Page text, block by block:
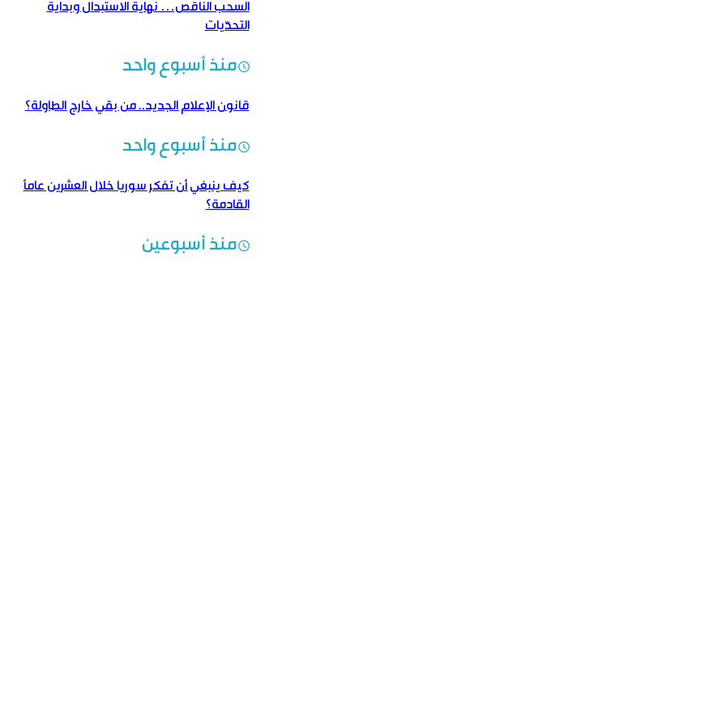
السحب الناقص… نهاية الاستبدال وبداية
التحدّيات
منذ أسبوع واحد
قانون الإعلام الجديد.. من بقي خارج الطاولة؟
منذ أسبوع واحد
كيف ينبغي أن تفكر سوريا خلال العشرين عاماً
القادمة؟
منذ أسبوعين